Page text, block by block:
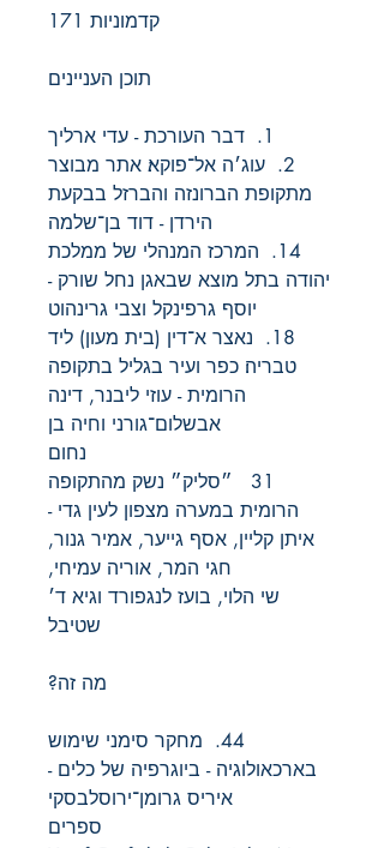
קדמוניות 171
תוכן העניינים
1. דבר העורכת - עדי ארליך
2. עוג׳ה אל־פוקא׃ אתר מבוצר
מתקופת הברונזה והברזל בבקעת
הירדן - דוד בן־שלמה
14. המרכז המנהלי של ממלכת
יהודה בתל מוצא שבאגן נחל שורק -
יוסף גרפינקל וצבי גרינהוט
18. נאצר א־דין (בית מעון) ליד
טבריה׃ כפר ועיר בגליל בתקופה
הרומית - עוזי ליבנר, דינה
אבשלום־גורני וחיה בן
נחום
31 ״סליק״ נשק מהתקופה
הרומית במערה מצפון לעין גדי -
איתן קליין, אסף גייער, אמיר גנור,
חגי המר, אוריה עמיחי,
שי הלוי, בועז לנגפורד וגיא ד׳
שטיבל
מה זה?
44. מחקר סימני שימוש
בארכאולוגיה - ביוגרפיה של כלים -
איריס גרומן־ירוסלבסקי
ספרים